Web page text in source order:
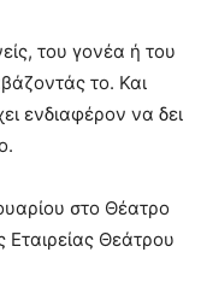
του γονέα ή του
το. Και
ενδιαφέρον να δει
στο Θέατρο
Εταιρείας Θεάτρου